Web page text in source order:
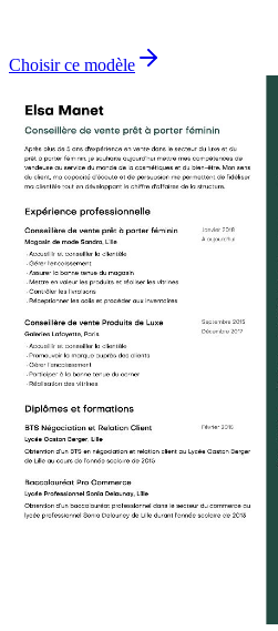
Choisir ce modèle